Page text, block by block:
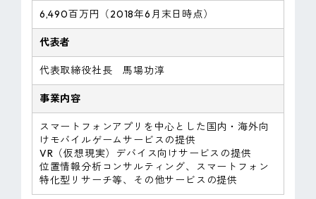
6,490百万円（2018年6月末日時点）
代表者
代表取締役社長 馬場功淳
事業内容
スマートフォンアプリを中心とした国内・海外向
けモバイルゲームサービスの提供
VR（仮想現実）デバイス向けサービスの提供
位置情報分析コンサルティング、スマートフォン
特化型リサーチ等、その他サービスの提供